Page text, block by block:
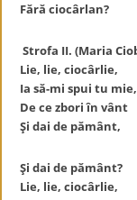
Fără
Strofa II. (Maria
Lie, lie, ciocârlie,
Ia să-mi spui tu mie,
De ce zbori în vânt
Și dai de pământ,
Și dai de pământ?
Lie, lie, ciocârlie,